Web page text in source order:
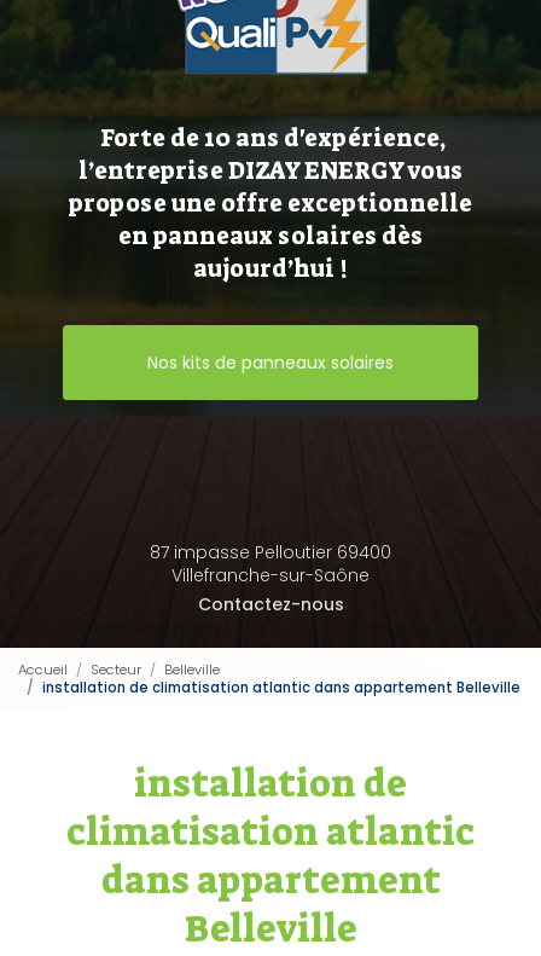
Forte de 10 ans d'expérience,
l’entreprise DIZAY ENERGY vous
propose une offre exceptionnelle
en panneaux solaires dès
aujourd’hui !
Nos kits de panneaux solaires
87 impasse Pelloutier 69400
Villefranche-sur-Saône
Contactez-nous
Accueil Secteur
Belleville
installation de climatisation atlantic dans appartement Belleville
installation de
climatisation atlantic
dans appartement
Belleville